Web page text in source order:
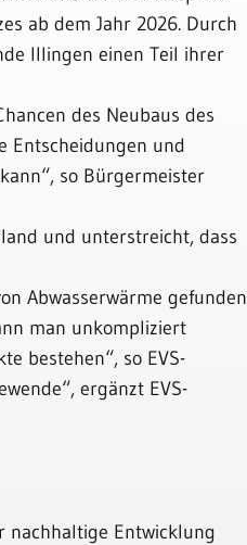
ab dem Jahr 2026. Durch
Illingen einen Teil ihrer
des Neubaus des
Entscheidungen und
so Bürgermeister
und unterstreicht, dass
Abwasserwärme gefunden
man unkompliziert
bestehen“, so EVS-
ergänzt EVS-
nachhaltige Entwicklung